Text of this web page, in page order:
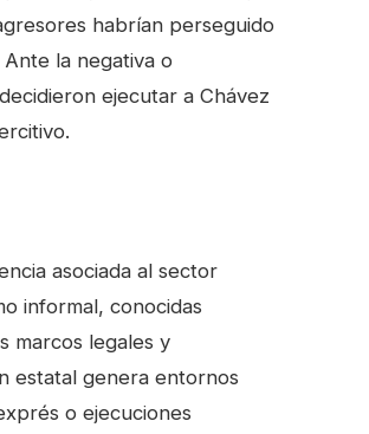
habrían perseguido
la negativa o
ejecutar a Chávez
asociada al sector
informal, conocidas
marcos legales y
estatal genera entornos
o ejecuciones